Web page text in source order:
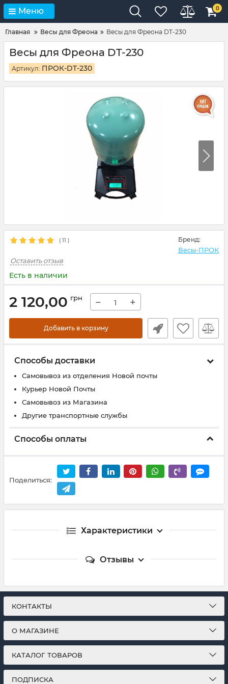
Меню 0
Главная Весы для Фреона Весы для Фреона DT-230
Весы для Фреона DT-230
Артикул: ПРОК-DT-230
( 11 ) Бренд:
Весы-ПРОК
Оставить отзыв
Есть в наличии
2 120,00 грн − +
Добавить в корзину
Способы доставки
Самовывоз из отделения Новой почты
Курьер Новой Почты
Самовывоз из Магазина
Другие транспортные службы
Способы оплаты
Поделиться:
Характеристики
Отзывы
КОНТАКТЫ
О МАГАЗИНЕ
КАТАЛОГ ТОВАРОВ
ПОДПИСКА